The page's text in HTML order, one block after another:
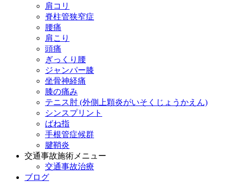
肩コリ
脊柱管狭窄症
腰痛
肩こり
頭痛
ぎっくり腰
ジャンパー膝
坐骨神経痛
膝の痛み
テニス肘 (外側上顆炎がいそくじょうかえん)
シンスプリント
ばね指
手根管症候群
腱鞘炎
交通事故施術メニュー
交通事故治療
ブログ